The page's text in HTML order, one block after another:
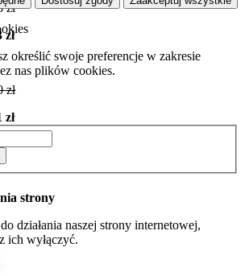
zł
zł
zł
zł
określić swoje preferencje w zakresie
nas plików cookies.
strony
działania naszej strony internetowej,
ich wyłączyć.